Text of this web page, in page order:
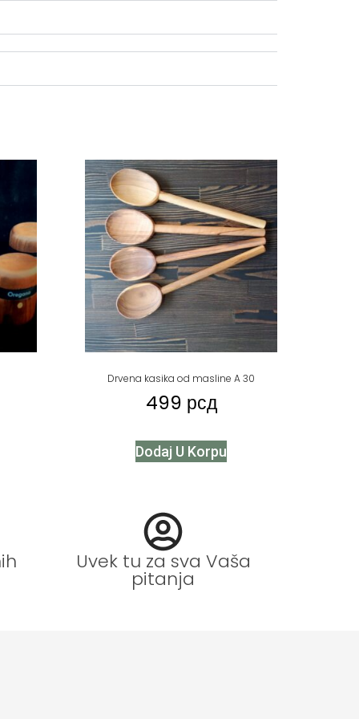
Drvena kasika od masline A 30
499 рсд
Dodaj U Korpu
Uvek tu za sva Vaša
pitanja